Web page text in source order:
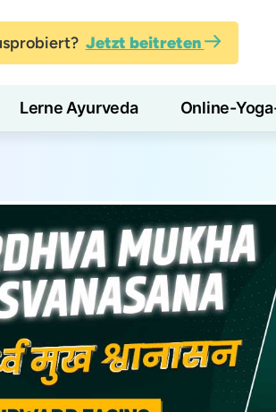
Jetzt beitreten
Lerne Ayurveda Online-